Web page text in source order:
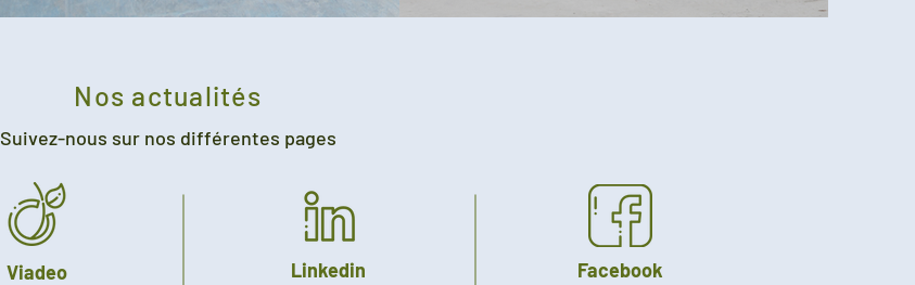
Nos actualités
Suivez-nous sur nos différentes pages
Viadeo Linkedin Facebook